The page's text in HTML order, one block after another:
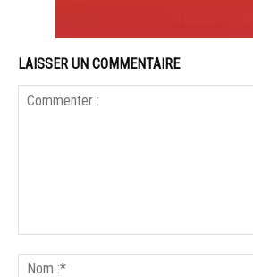
LAISSER UN COMMENTAIRE